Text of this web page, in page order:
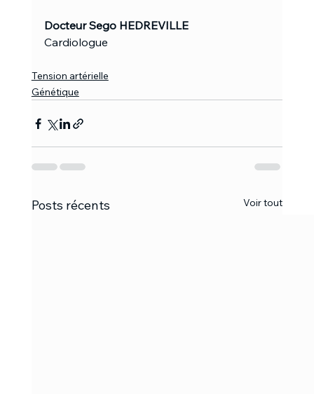
Docteur Sego HEDREVILLE
Cardiologue
Tension artérielle
Génétique
Posts récents Voir tout